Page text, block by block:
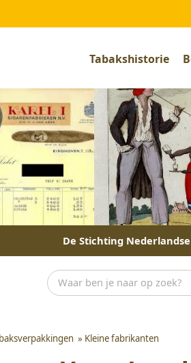
Tabakshistorie
De Stichting
» Kleine fabrikanten